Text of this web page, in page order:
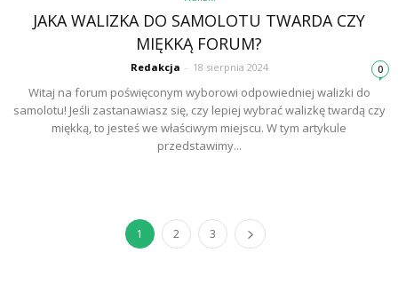
JAKA WALIZKA DO SAMOLOTU TWARDA CZY
MIĘKKĄ FORUM?
Redakcja - 18 sierpnia 2024 0
Witaj na forum poświęconym wyborowi odpowiedniej walizki do
samolotu! Jeśli zastanawiasz się, czy lepiej wybrać walizkę twardą czy
miękką, to jesteś we właściwym miejscu. W tym artykule
przedstawimy...
1 2 3